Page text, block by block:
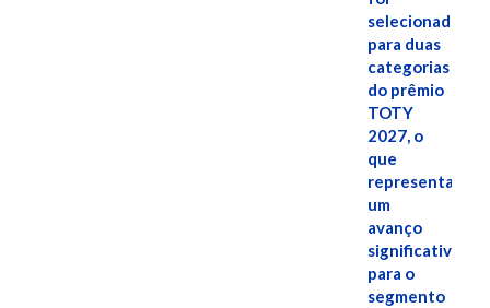
selecionado
para duas
categorias
do prêmio
TOTY
2027, o
que
representa
um
avanço
significativo
para o
segmento